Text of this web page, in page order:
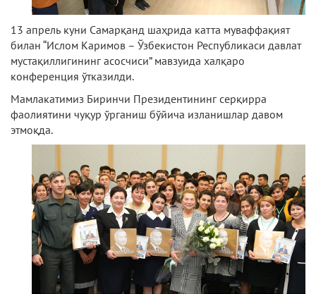
13 апрель куни Самарқанд шаҳрида катта муваффақият
билан “Ислом Каримов – Ўзбекистон Республикаси давлат
мустақиллигининг асосчиси” мавзуида халқаро
конференция ўтказилди.
Мамлакатимиз Биринчи Президентининг серқирра
фаолиятини чуқур ўрганиш бўйича изланишлар давом
этмоқда.